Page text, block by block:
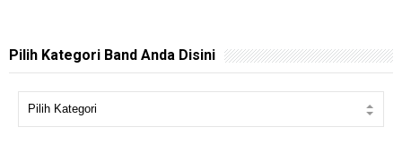
Pilih Kategori Band Anda Disini